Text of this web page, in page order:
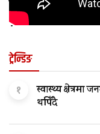
कुन अवस्थामा
?
ट्रेन्डिङ
१
स्वास्थ्य क्षेत्रमा
थपिँदै